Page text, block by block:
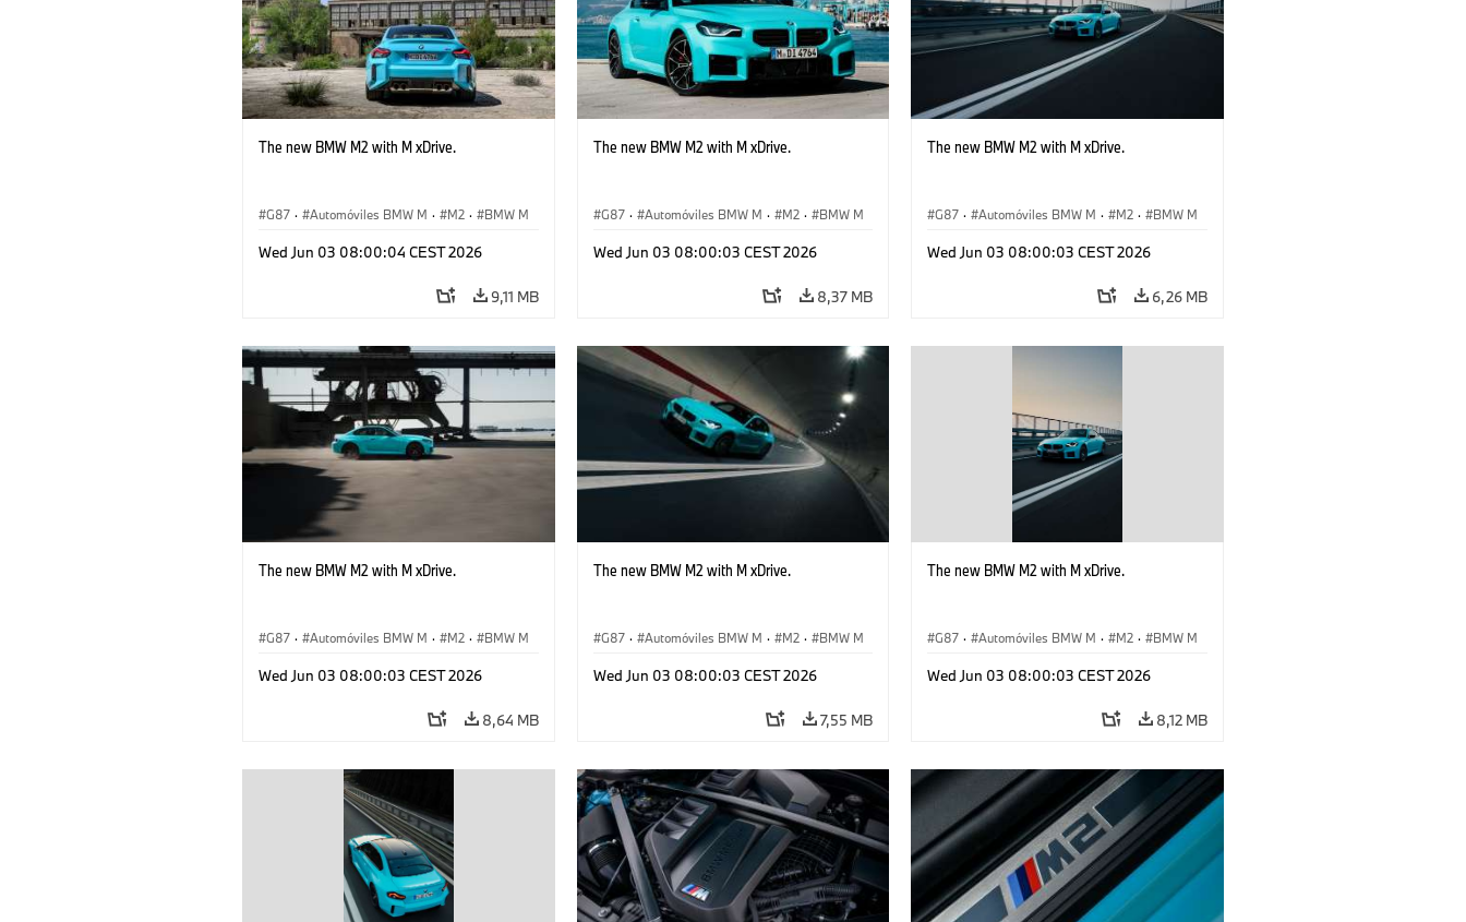
The new BMW M2 with M xDrive.
G87 · Automóviles BMW M · M2 · BMW M
Wed Jun 03 08:00:04 CEST 2026
9,11 MB
The new BMW M2 with M xDrive.
G87 · Automóviles BMW M · M2 · BMW M
Wed Jun 03 08:00:03 CEST 2026
8,37 MB
The new BMW M2 with M xDrive.
G87 · Automóviles BMW M · M2 · BMW M
Wed Jun 03 08:00:03 CEST 2026
6,26 MB
The new BMW M2 with M xDrive.
G87 · Automóviles BMW M · M2 · BMW M
Wed Jun 03 08:00:03 CEST 2026
8,64 MB
The new BMW M2 with M xDrive.
G87 · Automóviles BMW M · M2 · BMW M
Wed Jun 03 08:00:03 CEST 2026
7,55 MB
The new BMW M2 with M xDrive.
G87 · Automóviles BMW M · M2 · BMW M
Wed Jun 03 08:00:03 CEST 2026
8,12 MB